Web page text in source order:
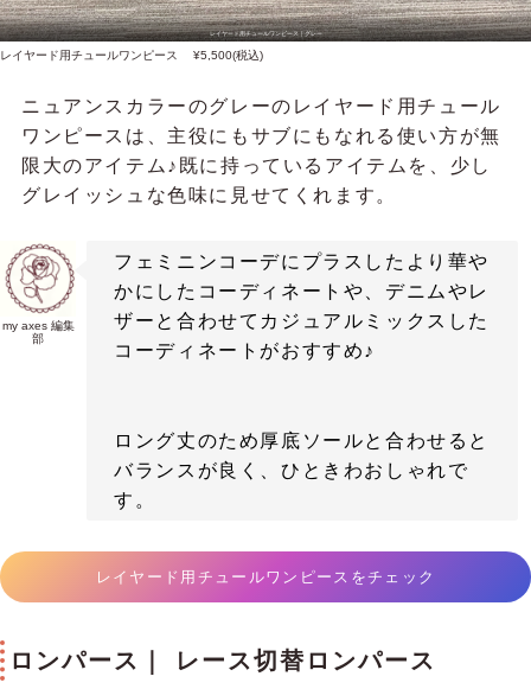
レイヤード用チュールワンピース｜グレー
レイヤード用チュールワンピース ¥5,500(税込)
ニュアンスカラーのグレーのレイヤード用チュール
ワンピースは、主役にもサブにもなれる使い方が無
限大のアイテム♪既に持っているアイテムを、少し
グレイッシュな色味に見せてくれます。
my axes 編集
部
フェミニンコーデにプラスしたより華や
かにしたコーディネートや、デニムやレ
ザーと合わせてカジュアルミックスした
コーディネートがおすすめ♪
ロング丈のため厚底ソールと合わせると
バランスが良く、ひときわおしゃれで
す。
レイヤード用チュールワンピースをチェック
ロンパース｜ レース切替ロンパース